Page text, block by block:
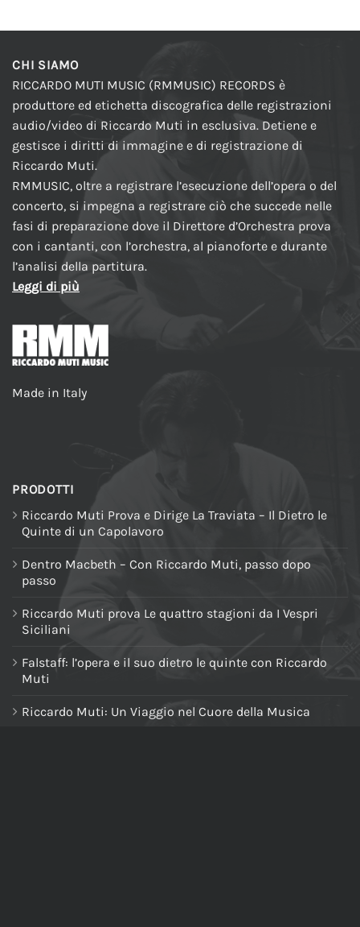
CHI SIAMO
RICCARDO MUTI MUSIC (RMMUSIC) RECORDS è
produttore ed etichetta discografica delle registrazioni
audio/video di Riccardo Muti in esclusiva. Detiene e
gestisce i diritti di immagine e di registrazione di
Riccardo Muti.
RMMUSIC, oltre a registrare l’esecuzione dell’opera o del
concerto, si impegna a registrare ciò che succede nelle
fasi di preparazione dove il Direttore d’Orchestra prova
con i cantanti, con l’orchestra, al pianoforte e durante
l’analisi della partitura.
Leggi di più
Made in Italy
PRODOTTI
Riccardo Muti Prova e Dirige La Traviata – Il Dietro le
Quinte di un Capolavoro
Dentro Macbeth – Con Riccardo Muti, passo dopo
passo
Riccardo Muti prova Le quattro stagioni da I Vespri
Siciliani
Falstaff: l’opera e il suo dietro le quinte con Riccardo
Muti
Riccardo Muti: Un Viaggio nel Cuore della Musica